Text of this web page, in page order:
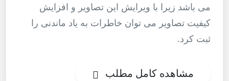
می باشد زیرا با ویرایش این تصاویر و افزایش
کیفیت تصاویر می توان خاطرات به یاد ماندنی را
ثبت کرد.
مشاهده کامل مطلب